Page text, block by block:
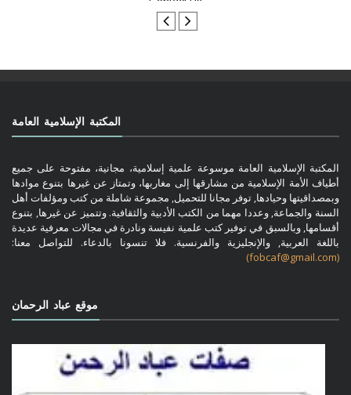
المكتبة الإسلامية العامة
المكتبة الإسلامية العامة موسوعة علمية إسلامية، مجانية، مفتوحة على جميع
أطياف الأمة الإسلامية من مشارقها إلى مغاربها، وتمتاز عن غيرها بتنوع موادها
وبمصداقيتها وحيادها, توفر مجانا للتحميل, مجموعة شاملة من كتب ومؤلفات أهل
السنة والجماعة, وعددا مهما من الكتب الأدبية والثقافية. وتتميز عن غيرها, بتنوع
أقسامها, وبالسبق في توفير كتب علمية نفيسة ونادرة في مجالات معرفية عديدة
باللغة العربية, والإنجليزية والفرنسية. فلا تنسونا بالدعاء. للتواصل معنا:
(fobcaf@gmail.com)
موقع عباد الرحمان